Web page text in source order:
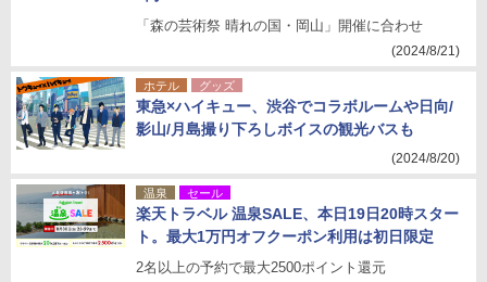
「森の芸術祭 晴れの国・岡山」開催に合わせ
(2024/8/21)
ホテル グッズ
東急×ハイキュー、渋谷でコラボルームや日向/
影山/月島撮り下ろしボイスの観光バスも
(2024/8/20)
温泉 セール
楽天トラベル 温泉SALE、本日19日20時スター
ト。最大1万円オフクーポン利用は初日限定
2名以上の予約で最大2500ポイント還元